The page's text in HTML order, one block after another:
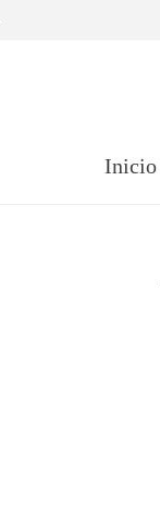
Inicio